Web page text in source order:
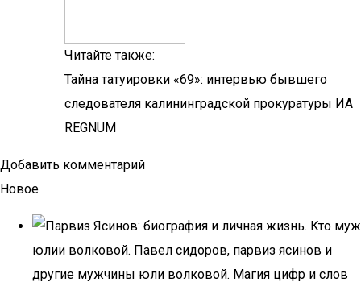
Читайте также:
Тайна татуировки «69»: интервью бывшего
следователя калининградской прокуратуры ИА
REGNUM
Добавить комментарий
Новое